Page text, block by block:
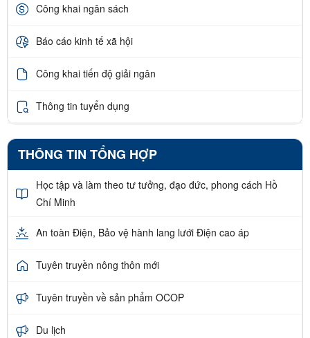
Công khai ngân sách
Báo cáo kinh tế xã hội
Công khai tiến độ giải ngân
Thông tin tuyển dụng
THÔNG TIN TỔNG HỢP
Học tập và làm theo tư tưởng, đạo đức, phong cách Hồ
Chí Minh
An toàn Điện, Bảo vệ hành lang lưới Điện cao áp
Tuyên truyền nông thôn mới
Tuyên truyền về sản phẩm OCOP
Du lịch